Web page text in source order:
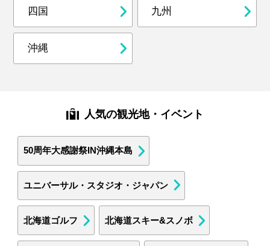
四国 九州
沖縄
人気の観光地・イベント
50周年大感謝祭IN沖縄本島
ユニバーサル・スタジオ・ジャパン
北海道ゴルフ 北海道スキー&スノボ